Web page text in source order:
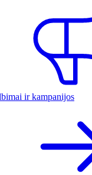
ir kampanijos